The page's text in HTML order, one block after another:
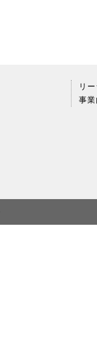
リ
事